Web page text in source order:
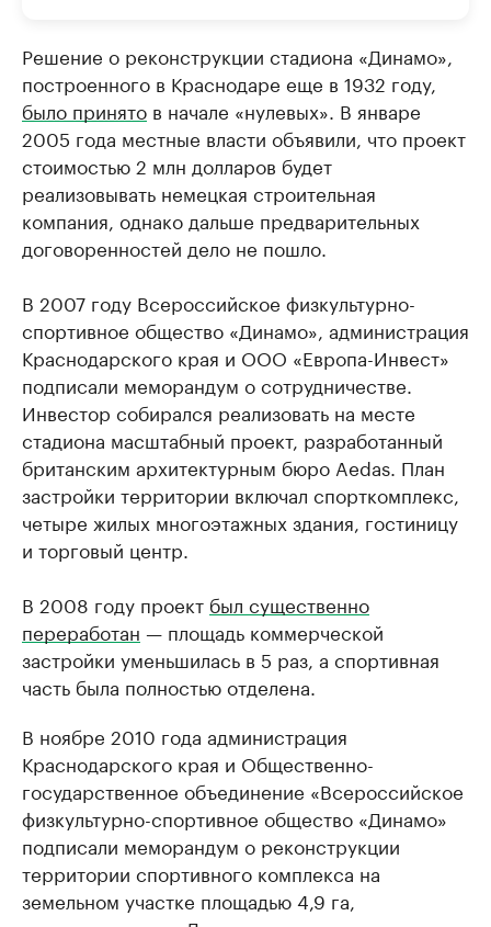
Решение о реконструкции стадиона «Динамо»,
построенного в Краснодаре еще в 1932 году,
было принято в начале «нулевых». В январе
2005 года местные власти объявили, что проект
стоимостью 2 млн долларов будет
реализовывать немецкая строительная
компания, однако дальше предварительных
договоренностей дело не пошло.
В 2007 году Всероссийское физкультурно-
спортивное общество «Динамо», администрация
Краснодарского края и ООО «Европа-Инвест»
подписали меморандум о сотрудничестве.
Инвестор собирался реализовать на месте
стадиона масштабный проект, разработанный
британским архитектурным бюро Aedas. План
застройки территории включал спорткомплекс,
четыре жилых многоэтажных здания, гостиницу
и торговый центр.
В 2008 году проект был существенно
переработан — площадь коммерческой
застройки уменьшилась в 5 раз, а спортивная
часть была полностью отделена.
В ноябре 2010 года администрация
Краснодарского края и Общественно-
государственное объединение «Всероссийское
физкультурно-спортивное общество «Динамо»
подписали меморандум о реконструкции
территории спортивного комплекса на
земельном участке площадью 4,9 га,